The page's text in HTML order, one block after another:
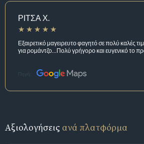
ΡΙΤΣΑ Χ.
Εξαιρετικό μαγειρευτο φαγητό σε πολύ καλές
για ρομάντζο...Πολύ γρήγορο και ευγενικό το
Πηγή:
Αξιολογήσεις ανά πλατφόρμα